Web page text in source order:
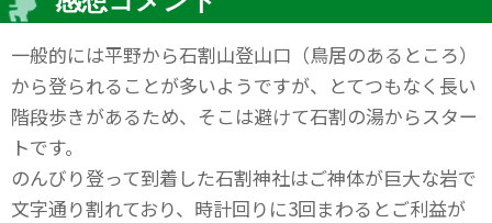
一般的には平野から石割山登山口（鳥居のあるところ）
から登られることが多いようですが、とてつもなく長い
階段歩きがあるため、そこは避けて石割の湯からスター
トです。
のんびり登って到着した石割神社はご神体が巨大な岩で
文字通り割れており、時計回りに3回まわるとご利益が